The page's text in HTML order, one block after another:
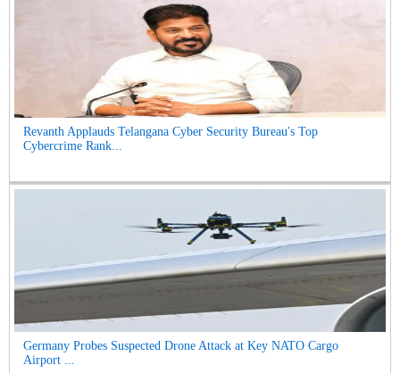
Revanth Applauds Telangana Cyber Security Bureau's Top
Cybercrime Rank...
Germany Probes Suspected Drone Attack at Key NATO Cargo
Airport ...